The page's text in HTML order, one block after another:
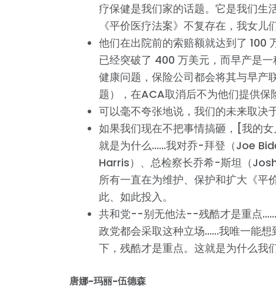
与我
您
疗保健是我们家的话题。它是我们生
《平价医疗法案》不复存在，我女儿
他们在出院前的索赔额就达到了 100
已经突破了 400 万美元，而早产是
健康问题，保险公司都会将其与早产
题），在ACA取消后不为他们提供保
可以毫不夸张地说，我们的未来取决
如果我们现在不把事情搞砸，[我的
就是为什么......我对乔-拜登（Joe
Harris）、总检察长乔希-斯坦（
所有一直在为维护、保护和扩大《平
此、如此投入。
共和党--别无他法--残酷才是重点
政党都会采取这种立场......我唯一能
下，残酷才是重点。这就是为什么我
唐娜-玛丽-伍德森